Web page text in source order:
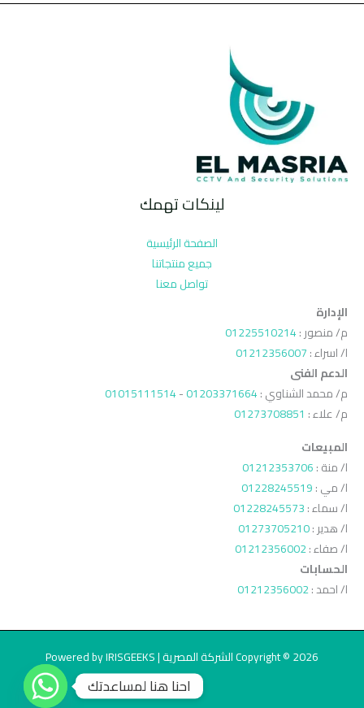
لينكات تهمك
الصفحة الرئيسية
جميع منتجاتنا
تواصل معنا
الإدارة
م/ منصور :01225510214
ا/ اسراء :01212356007
الدعم الفنى
م/ محمد الشناوي :01203371664
-
01015111514
م/ علاء : 01273708851
المبيعات
ا/ منة :01212353706
ا/ مي :01228245519
ا/ سماء :01228245573
ا/ هدير :01273705210
ا/ صفاء :01212356002
الحسابات
ا/ احمد :01212356002
Copyright © 2026 الشركة المصرية | Powered by IRISGEEKS
احنا هنا لمساعدتك